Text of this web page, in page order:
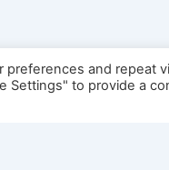
and repeat
Settings" to provide a